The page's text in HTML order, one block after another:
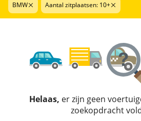
BMW Aantal zitplaatsen: 10+
Helaas, er zijn geen
zoekopdracht